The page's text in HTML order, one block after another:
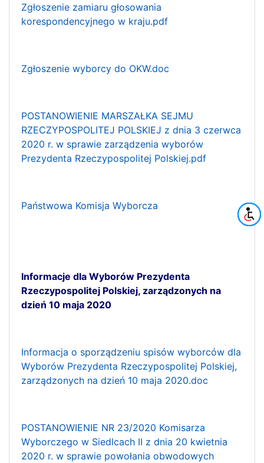
Zgłoszenie zamiaru głosowania
korespondencyjnego w kraju.pdf
Zgłoszenie wyborcy do OKW.doc
POSTANOWIENIE MARSZAŁKA SEJMU
RZECZYPOSPOLITEJ POLSKIEJ z dnia 3 czerwca
2020 r. w sprawie zarządzenia wyborów
Prezydenta Rzeczypospolitej Polskiej.pdf
Państwowa Komisja Wyborcza
Informacje dla Wyborów Prezydenta
Rzeczypospolitej Polskiej, zarządzonych na
dzień 10 maja 2020
Informacja o sporządzeniu spisów wyborców dla
Wyborów Prezydenta Rzeczypospolitej Polskiej,
zarządzonych na dzień 10 maja 2020.doc
POSTANOWIENIE NR 23/2020 Komisarza
Wyborczego w Siedlcach II z dnia 20 kwietnia
2020 r. w sprawie powołania obwodowych